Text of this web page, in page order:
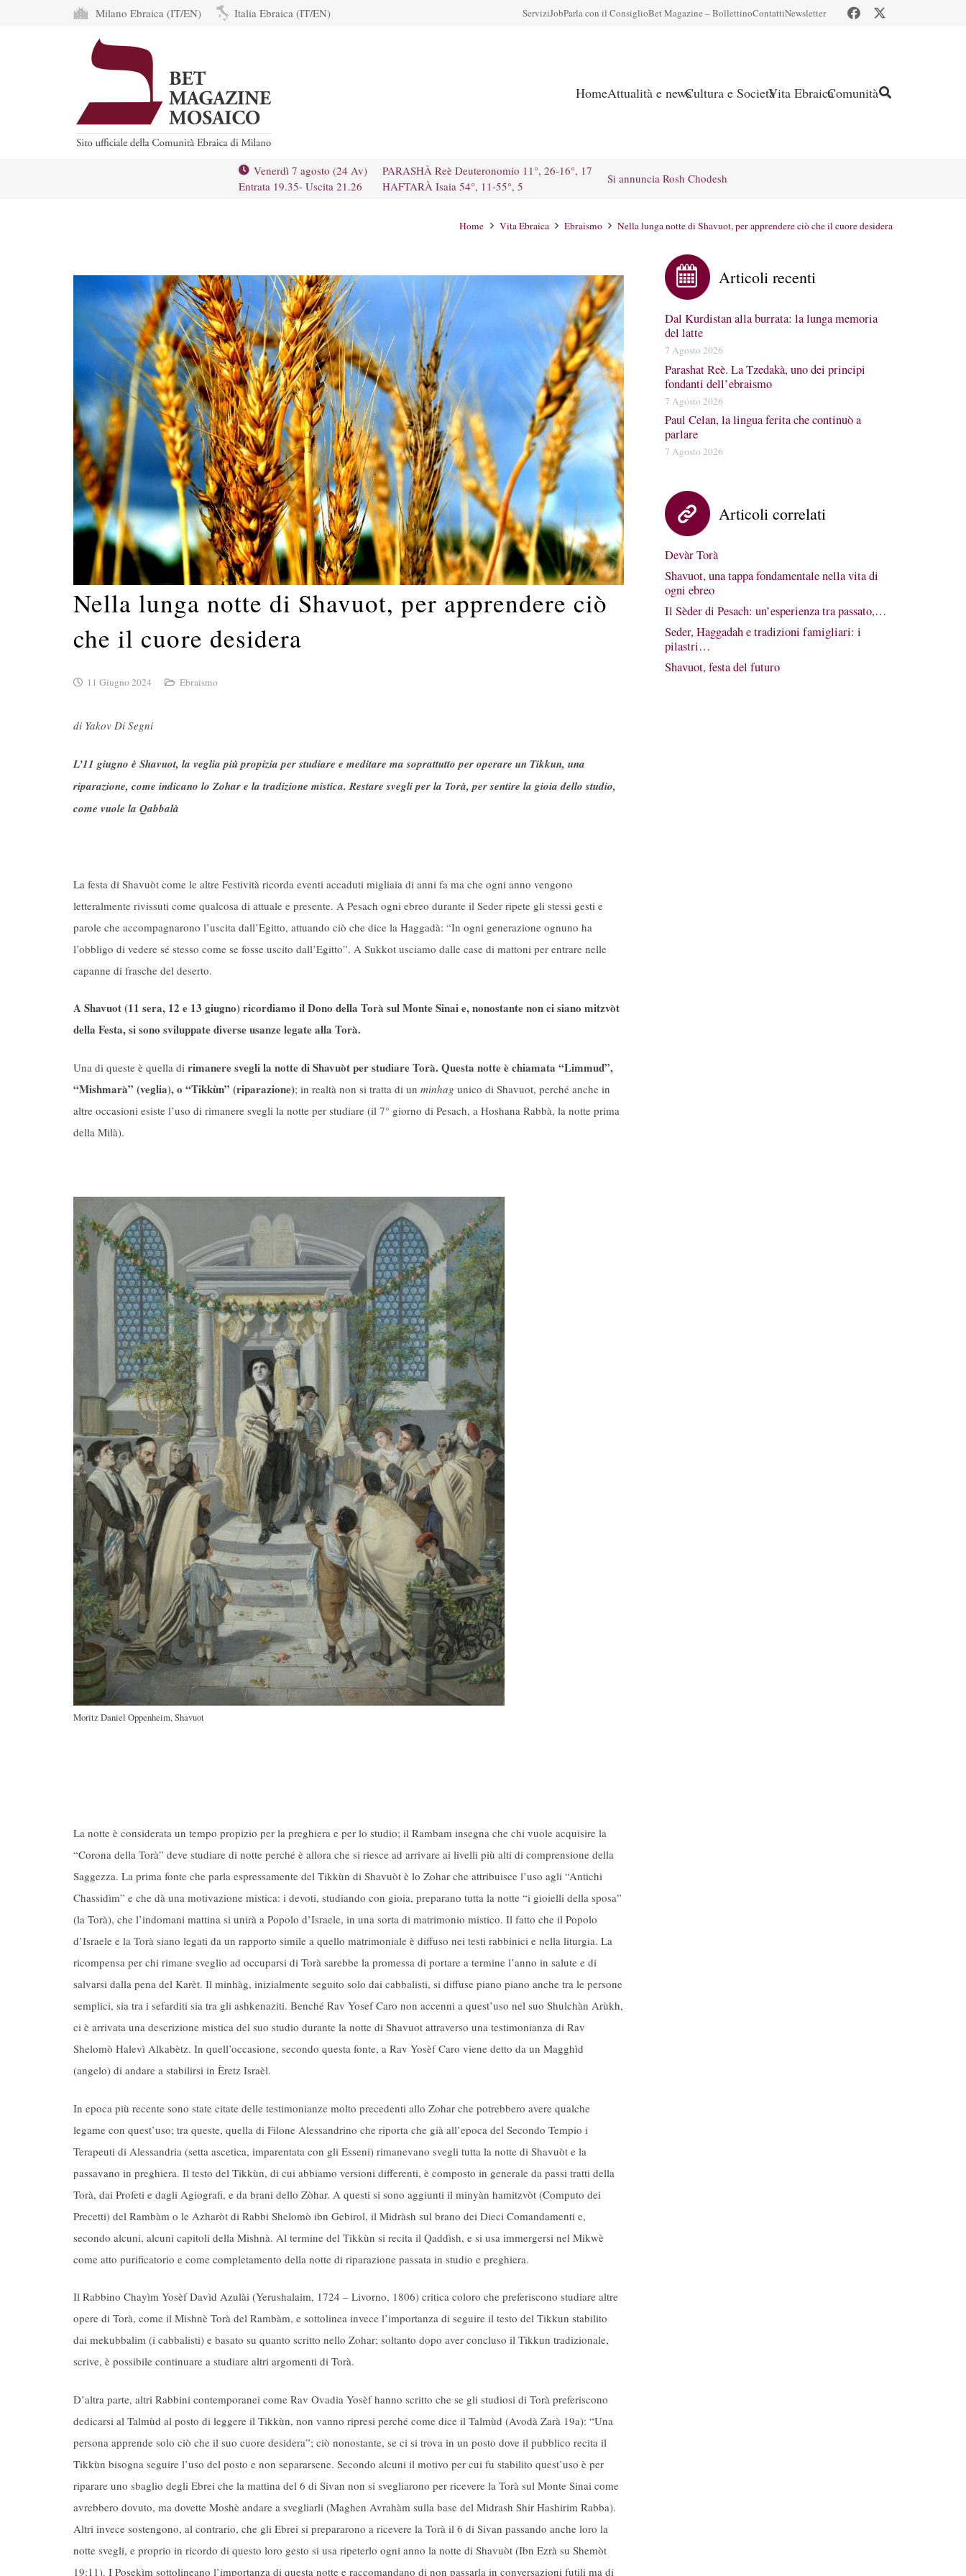
Milano Ebraica (IT/EN) Italia Ebraica (IT/EN) ServiziJobParla con il ConsiglioBet Magazine – BollettinoContattiNewsletter
HomeAttualità e newsCultura e SocietàVita EbraicaComunità
Venerdì 7 agosto (24 Av)
Entrata 19.35- Uscita 21.26
PARASHÀ Reè Deuteronomio 11°, 26-16°, 17
HAFTARÀ Isaia 54°, 11-55°, 5
Si annuncia Rosh Chodesh
Home Vita Ebraica Ebraismo Nella lunga notte di Shavuot, per apprendere ciò che il cuore desidera
Nella lunga notte di Shavuot, per apprendere ciò
che il cuore desidera
11 Giugno 2024 Ebraismo
di Yakov Di Segni
L’11 giugno è Shavuot, la veglia più propizia per studiare e meditare ma soprattutto per operare un Tikkun, una
riparazione, come indicano lo Zohar e la tradizione mistica. Restare svegli per la Torà, per sentire la gioia dello studio,
come vuole la Qabbalà
La festa di Shavuòt come le altre Festività ricorda eventi accaduti migliaia di anni fa ma che ogni anno vengono
letteralmente rivissuti come qualcosa di attuale e presente. A Pesach ogni ebreo durante il Seder ripete gli stessi gesti e
parole che accompagnarono l’uscita dall’Egitto, attuando ciò che dice la Haggadà: “In ogni generazione ognuno ha
l’obbligo di vedere sé stesso come se fosse uscito dall’Egitto”. A Sukkot usciamo dalle case di mattoni per entrare nelle
capanne di frasche del deserto.
A Shavuot (11 sera, 12 e 13 giugno) ricordiamo il Dono della Torà sul Monte Sinai e, nonostante non ci siano mitzvòt
della Festa, si sono sviluppate diverse usanze legate alla Torà.
Una di queste è quella di rimanere svegli la notte di Shavuòt per studiare Torà. Questa notte è chiamata “Limmud”,
“Mishmarà” (veglia), o “Tikkùn” (riparazione); in realtà non si tratta di un minhag unico di Shavuot, perché anche in
altre occasioni esiste l’uso di rimanere svegli la notte per studiare (il 7° giorno di Pesach, a Hoshana Rabbà, la notte prima
della Milà).
Moritz Daniel Oppenheim, Shavuot
La notte è considerata un tempo propizio per la preghiera e per lo studio; il Rambam insegna che chi vuole acquisire la
“Corona della Torà” deve studiare di notte perché è allora che si riesce ad arrivare ai livelli più alti di comprensione della
Saggezza. La prima fonte che parla espressamente del Tikkùn di Shavuòt è lo Zohar che attribuisce l’uso agli “Antichi
Chassidìm” e che dà una motivazione mistica: i devoti, studiando con gioia, preparano tutta la notte “i gioielli della sposa”
(la Torà), che l’indomani mattina si unirà a Popolo d’Israele, in una sorta di matrimonio mistico. Il fatto che il Popolo
d’Israele e la Torà siano legati da un rapporto simile a quello matrimoniale è diffuso nei testi rabbinici e nella liturgia. La
ricompensa per chi rimane sveglio ad occuparsi di Torà sarebbe la promessa di portare a termine l’anno in salute e di
salvarsi dalla pena del Karèt. Il minhàg, inizialmente seguito solo dai cabbalisti, si diffuse piano piano anche tra le persone
semplici, sia tra i sefarditi sia tra gli ashkenaziti. Benché Rav Yosef Caro non accenni a quest’uso nel suo Shulchàn Arùkh,
ci è arrivata una descrizione mistica del suo studio durante la notte di Shavuot attraverso una testimonianza di Rav
Shelomò Halevì Alkabètz. In quell’occasione, secondo questa fonte, a Rav Yosèf Caro viene detto da un Magghìd
(angelo) di andare a stabilirsi in Èretz Israèl.
In epoca più recente sono state citate delle testimonianze molto precedenti allo Zohar che potrebbero avere qualche
legame con quest’uso; tra queste, quella di Filone Alessandrino che riporta che già all’epoca del Secondo Tempio i
Terapeuti di Alessandria (setta ascetica, imparentata con gli Esseni) rimanevano svegli tutta la notte di Shavuòt e la
passavano in preghiera. Il testo del Tikkùn, di cui abbiamo versioni differenti, è composto in generale da passi tratti della
Torà, dai Profeti e dagli Agiografi, e da brani dello Zòhar. A questi si sono aggiunti il minyàn hamitzvòt (Computo dei
Precetti) del Rambàm o le Azharòt di Rabbi Shelomò ibn Gebirol, il Midràsh sul brano dei Dieci Comandamenti e,
secondo alcuni, alcuni capitoli della Mishnà. Al termine del Tikkùn si recita il Qaddìsh, e si usa immergersi nel Mikwè
come atto purificatorio e come completamento della notte di riparazione passata in studio e preghiera.
Il Rabbino Chayìm Yosèf Davìd Azulài (Yerushalaim, 1724 – Livorno, 1806) critica coloro che preferiscono studiare altre
opere di Torà, come il Mishnè Torà del Rambàm, e sottolinea invece l’importanza di seguire il testo del Tikkun stabilito
dai mekubbalim (i cabbalisti) e basato su quanto scritto nello Zohar; soltanto dopo aver concluso il Tikkun tradizionale,
scrive, è possibile continuare a studiare altri argomenti di Torà.
D’altra parte, altri Rabbini contemporanei come Rav Ovadia Yosèf hanno scritto che se gli studiosi di Torà preferiscono
dedicarsi al Talmùd al posto di leggere il Tikkùn, non vanno ripresi perché come dice il Talmùd (Avodà Zarà 19a): “Una
persona apprende solo ciò che il suo cuore desidera”; ciò nonostante, se ci si trova in un posto dove il pubblico recita il
Tikkùn bisogna seguire l’uso del posto e non separarsene. Secondo alcuni il motivo per cui fu stabilito quest’uso è per
riparare uno sbaglio degli Ebrei che la mattina del 6 di Sivan non si svegliarono per ricevere la Torà sul Monte Sinai come
avrebbero dovuto, ma dovette Moshè andare a svegliarli (Maghen Avrahàm sulla base del Midrash Shir Hashirim Rabba).
Altri invece sostengono, al contrario, che gli Ebrei si prepararono a ricevere la Torà il 6 di Sivan passando anche loro la
notte svegli, e proprio in ricordo di questo loro gesto si usa ripeterlo ogni anno la notte di Shavuòt (Ibn Ezrà su Shemòt
19:11). I Posekìm sottolineano l’importanza di questa notte e raccomandano di non passarla in conversazioni futili ma di
Articoli recenti
Dal Kurdistan alla burrata: la lunga memoria
del latte
7 Agosto 2026
Parashat Reè. La Tzedakà, uno dei principi
fondanti dell’ebraismo
7 Agosto 2026
Paul Celan, la lingua ferita che continuò a
parlare
7 Agosto 2026
Articoli correlati
Devàr Torà
Shavuot, una tappa fondamentale nella vita di
ogni ebreo
Il Sèder di Pesach: un’esperienza tra passato,…
Seder, Haggadah e tradizioni famigliari: i
pilastri…
Shavuot, festa del futuro